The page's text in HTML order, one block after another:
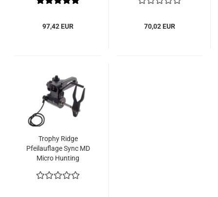
97,42 EUR 70,02 EUR
Trophy Ridge
Pfeilauflage Sync MD
Micro Hunting